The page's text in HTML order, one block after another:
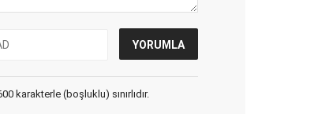
karakterle (boşluklu) sınırlıdır.